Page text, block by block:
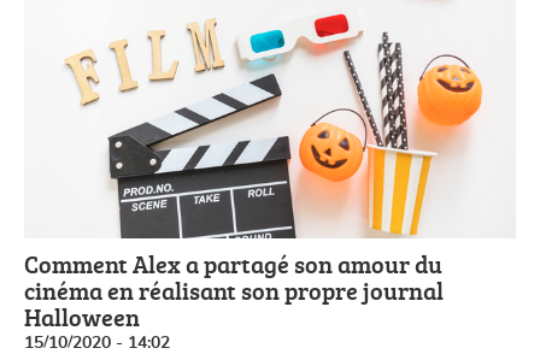
Comment Alex a partagé son amour du
cinéma en réalisant son propre journal
Halloween
15/10/2020 - 14:02